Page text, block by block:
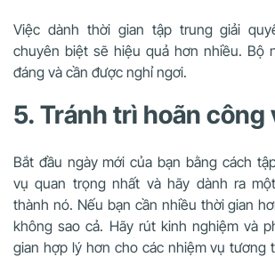
Việc dành thời gian tập trung giải
chuyên biệt sẽ hiệu quả hơn nhiều. Bộ
đáng và cần được nghỉ ngơi.
5. Tránh trì hoãn công
Bắt đầu ngày mới của bạn bằng cách
vụ quan trọng nhất và hãy dành ra
thành nó. Nếu bạn cần nhiều thời gian
không sao cả. Hãy rút kinh nghiệm và
gian hợp lý hơn cho các nhiệm vụ tương